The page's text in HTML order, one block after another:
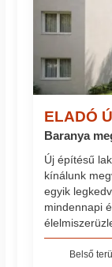
ELADÓ
Baranya
Új építésű
kínálunk
egyik
mindennapi
Belső